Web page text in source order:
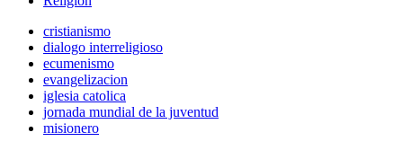
cristianismo
dialogo interreligioso
ecumenismo
evangelizacion
iglesia catolica
jornada mundial de la juventud
misionero